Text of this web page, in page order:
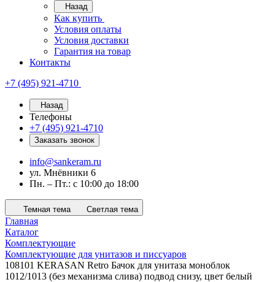
Назад
Как купить
Условия оплаты
Условия доставки
Гарантия на товар
Контакты
+7 (495) 921-4710
Назад
Телефоны
+7 (495) 921-4710
Заказать звонок
info@sankeram.ru
ул. Мнёвники 6
Пн. – Пт.: с 10:00 до 18:00
Темная тема Светлая тема
Главная
Каталог
Комплектующие
Комплектующие для унитазов и писсуаров
108101 KERASAN Retro Бачок для унитаза моноблок
1012/1013 (без механизма слива) подвод снизу, цвет белый